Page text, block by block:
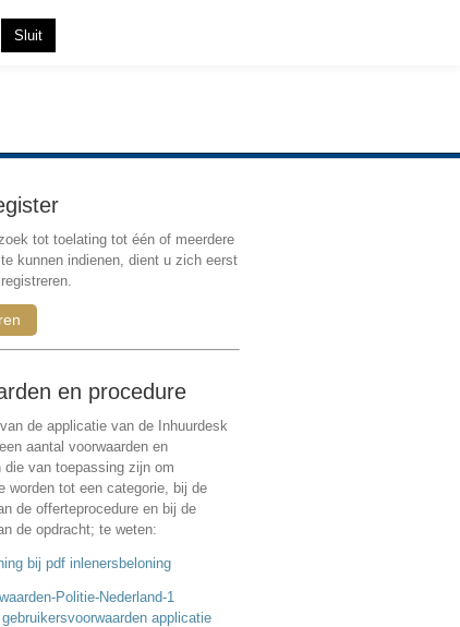
tot toelating tot één of meerdere
kunnen indienen, dient u zich eerst
en procedure
de applicatie van de Inhuurdesk
aantal voorwaarden en
die van toepassing zijn om
worden tot een categorie, bij de
de offerteprocedure en bij de
de opdracht; te weten:
bij pdf inlenersbeloning
Politie-Nederland-1
applicatie
Sluit